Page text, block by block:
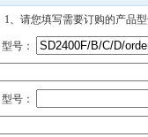
1、请您填写需要订购的产品
型号：
型号：